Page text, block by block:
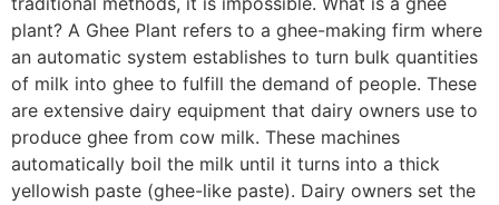
plant? A Ghee Plant refers to a ghee-making firm where
an automatic system establishes to turn bulk quantities
of milk into ghee to fulfill the demand of people. These
are extensive dairy equipment that dairy owners use to
produce ghee from cow milk. These machines
automatically boil the milk until it turns into a thick
yellowish paste (ghee-like paste). Dairy owners set the